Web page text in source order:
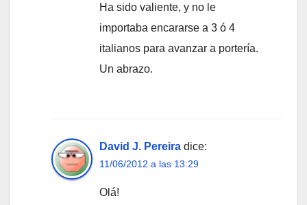
Ha sido valiente, y no le
importaba encararse a 3 ó 4
italianos para avanzar a portería.
Un abrazo.
David J. Pereira dice:
11/06/2012 a las 13:29
Olá!